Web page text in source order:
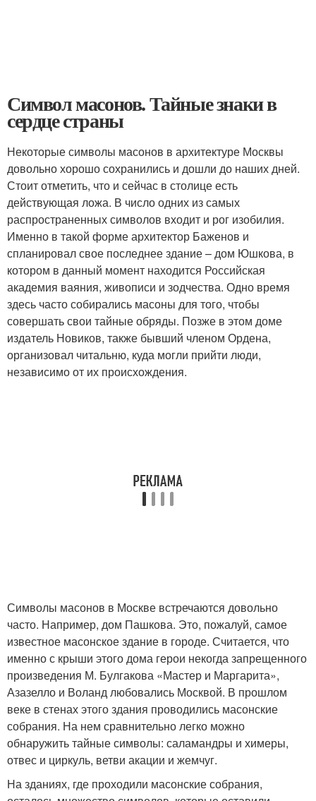
Символ масонов. Тайные знаки в
сердце страны
Некоторые символы масонов в архитектуре Москвы
довольно хорошо сохранились и дошли до наших дней.
Стоит отметить, что и сейчас в столице есть
действующая ложа. В число одних из самых
распространенных символов входит и рог изобилия.
Именно в такой форме архитектор Баженов и
спланировал свое последнее здание – дом Юшкова, в
котором в данный момент находится Российская
академия ваяния, живописи и зодчества. Одно время
здесь часто собирались масоны для того, чтобы
совершать свои тайные обряды. Позже в этом доме
издатель Новиков, также бывший членом Ордена,
организовал читальню, куда могли прийти люди,
независимо от их происхождения.
Символы масонов в Москве встречаются довольно
часто. Например, дом Пашкова. Это, пожалуй, самое
известное масонское здание в городе. Считается, что
именно с крыши этого дома герои некогда запрещенного
произведения М. Булгакова «Мастер и Маргарита»,
Азазелло и Воланд любовались Москвой. В прошлом
веке в стенах этого здания проводились масонские
собрания. На нем сравнительно легко можно
обнаружить тайные символы: саламандры и химеры,
отвес и циркуль, ветви акации и жемчуг.
На зданиях, где проходили масонские собрания,